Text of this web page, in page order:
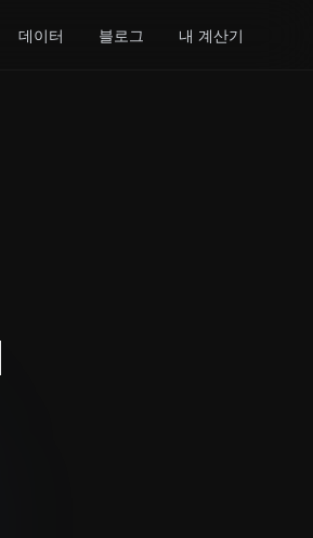
데이터 블로그 내 계산기